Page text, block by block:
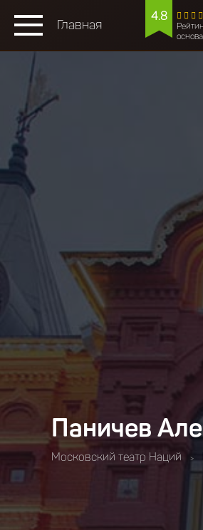
Главная
4.8
Паничев
Московский театр Наций >